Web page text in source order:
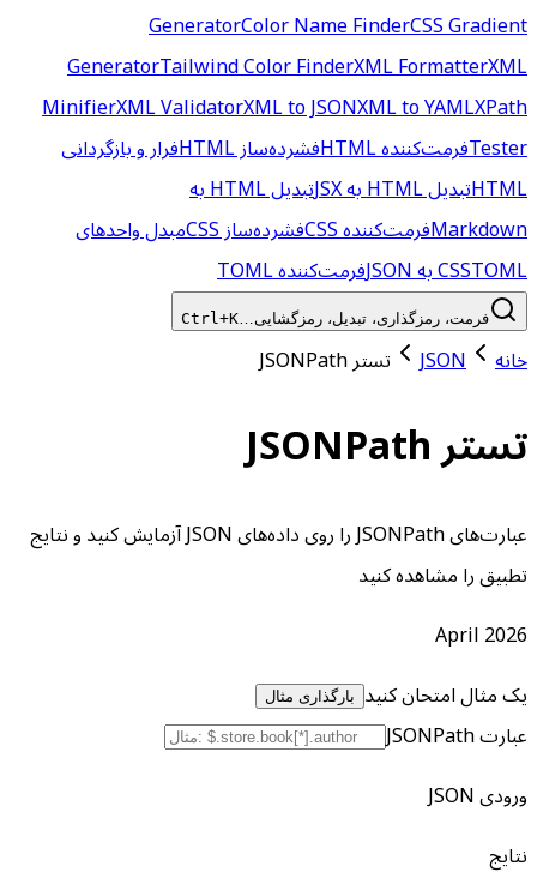
GeneratorColor Name FinderCSS Gradient
GeneratorTailwind Color FinderXML FormatterXML
MinifierXML ValidatorXML to JSONXML to YAMLXPath
Testerفرمت‌کننده HTML فشرده‌ساز HTML
فرار و بازگردانی
HTMLتبدیل HTML به JSX
تبدیل HTML به
Markdownفرمت‌کننده CSS فشرده‌ساز CSS
مبدل واحدهای
CSSTOML به JSON فرمت‌کننده TOML
فرمت، رمزگذاری، تبدیل، رمزگشایی…Ctrl+K
خانه JSON تستر JSONPath
تستر JSONPath
عبارت‌های JSONPath را روی داده‌های JSON آزمایش کنید و نتایج
تطبیق را مشاهده کنید
April 2026
یک مثال امتحان کنید
بارگذاری مثال
عبارت JSONPath
ورودی JSON
نتایج